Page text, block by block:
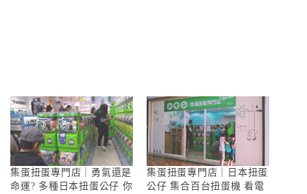
集蛋扭蛋專門店｜勇氣還是
命運? 多種日本扭蛋公仔 你
集蛋扭蛋專門店｜日本扭蛋
公仔 集合百台扭蛋機 看電